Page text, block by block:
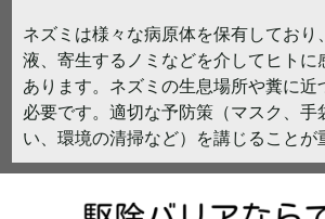
ネズミは様々な病原体を保有しており
液、寄生するノミなどを介してヒトに
あります。ネズミの生息場所や糞に近
必要です。適切な予防策（マスク、手
い、環境の清掃など）を講じることが